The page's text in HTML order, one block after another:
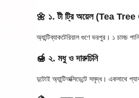
🌼 ১. টী ট্রি অয়েল (Tea
অ্যান্টিব্যাকটেরিয়াল গুণে ভরপুর। ১ চামচ
🍯 ২. মধু ও দারুচিনি
দুটোই অ্যান্টিঅক্সিডেন্টে সমৃদ্ধ। একসাথে